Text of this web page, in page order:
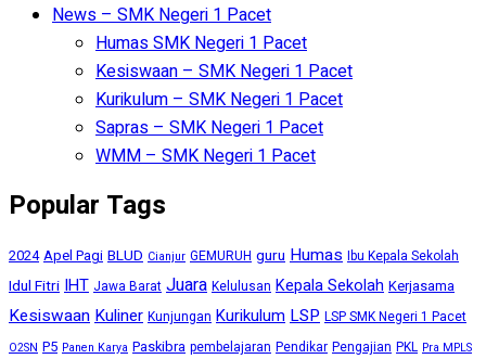
News – SMK Negeri 1 Pacet
Humas SMK Negeri 1 Pacet
Kesiswaan – SMK Negeri 1 Pacet
Kurikulum – SMK Negeri 1 Pacet
Sapras – SMK Negeri 1 Pacet
WMM – SMK Negeri 1 Pacet
Popular Tags
2024 Apel Pagi BLUD Cianjur GEMURUH guru Humas Ibu Kepala Sekolah
Idul Fitri IHT Jawa Barat Juara Kelulusan Kepala Sekolah Kerjasama
KesiswaanKuliner Kunjungan KurikulumLSP LSP SMK Negeri 1 Pacet
O2SN P5 Panen Karya Paskibra pembelajaran Pendikar Pengajian PKL Pra MPLS